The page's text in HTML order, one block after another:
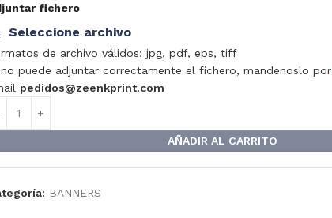
fichero
Seleccione archivo
de archivo válidos: jpg, pdf, eps, tiff
puede adjuntar correctamente el fichero, mandenoslo por
pedidos@zeenkprint.com
AÑADIR AL CARRITO
BANNERS